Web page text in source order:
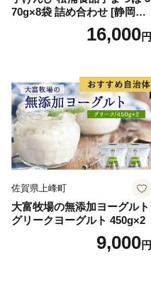
70g×8袋 詰め合わせ [静岡伊
勢丹(松浦食品) 静岡県 吉田町
22424274] 芋ケンピ セット
16,000円
佐賀県上峰町
大富牧場の無添加ヨーグルト
グリークヨーグルト 450g×2
9,000円